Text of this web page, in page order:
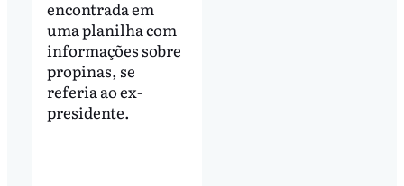
encontrada em
uma planilha com
informações sobre
propinas, se
referia ao ex-
presidente.